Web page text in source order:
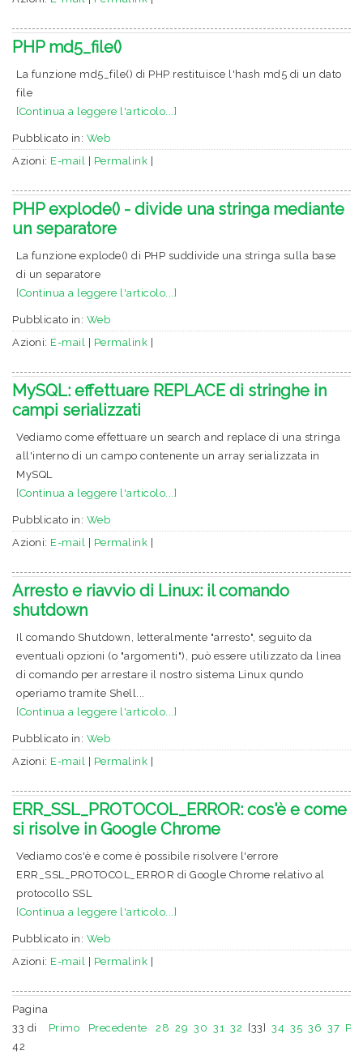
PHP md5_file()
La funzione md5_file() di PHP restituisce l'hash md5 di un dato
file
[Continua a leggere l'articolo...]
Pubblicato in: Web
Azioni: E-mail Permalink
PHP explode() - divide una stringa mediante
un separatore
La funzione explode() di PHP suddivide una stringa sulla base
di un separatore
[Continua a leggere l'articolo...]
Pubblicato in: Web
Azioni: E-mail Permalink
MySQL: effettuare REPLACE di stringhe in
campi serializzati
Vediamo come effettuare un search and replace di una stringa
all'interno di un campo contenente un array serializzata in
MySQL
[Continua a leggere l'articolo...]
Pubblicato in: Web
Azioni: E-mail Permalink
Arresto e riavvio di Linux: il comando
shutdown
Il comando Shutdown, letteralmente "arresto", seguito da
eventuali opzioni (o "argomenti"), può essere utilizzato da linea
di comando per arrestare il nostro sistema Linux qundo
operiamo tramite Shell...
[Continua a leggere l'articolo...]
Pubblicato in: Web
Azioni: E-mail Permalink
ERR_SSL_PROTOCOL_ERROR: cos'è e come
si risolve in Google Chrome
Vediamo cos'è e come è possibile risolvere l'errore
ERR_SSL_PROTOCOL_ERROR di Google Chrome relativo al
protocollo SSL
[Continua a leggere l'articolo...]
Pubblicato in: Web
Azioni: E-mail Permalink
Pagina
33 di
42
Primo Precedente 28 29 30 31 32 [33] 34 35 36 37